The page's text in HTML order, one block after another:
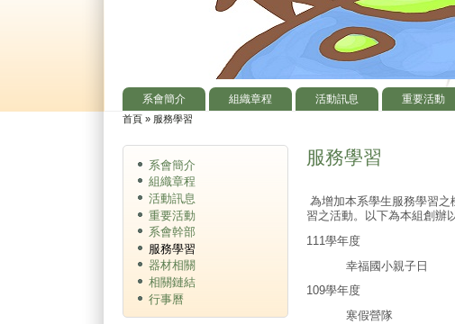
主選單
系會簡介 組織章程 活動訊息 重要活動
您在這裡
首頁 » 服務學習
服務學習
為增加本系學生服務學習
習之活動。以下為本組創辦
111學年度
幸福國小親子日
109學年度
寒假營隊
系會簡介
組織章程
活動訊息
重要活動
系會幹部
服務學習
器材相關
相關鏈結
行事曆